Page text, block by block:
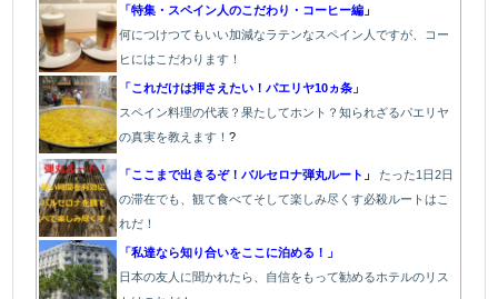
「特集・スペイン人のこだわり・コーヒー編」
何につけつてもいい加減なラテンなスペイン人ですが、コー
ヒにはこだわります ！
「これだけは押さえたい！パエリヤ10ヵ条」
スペイン料理の代表？果たしてホント？知られざるパエリヤ
の真実を教えます！?
「ここまで出きるぞ！バルセロナ弾丸ルート」 たった1 日2日
の滞在でも、観て食べてそして楽しみ尽くす必殺ルートはこ
れだ！
「私達なら知り合いをここに泊める！」
日本の友人に聞かれたら、自信をもって勧めるホテルのリス